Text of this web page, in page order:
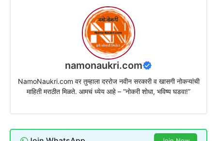
namonaukri.com
NamoNaukri.com वर तुम्हाला दररोज नवीन सरकारी व खासगी नोकऱ्यांची
माहिती मराठीत मिळते. आमचं ध्येय आहे – “नोकरी शोधा, भविष्य घडवा!”